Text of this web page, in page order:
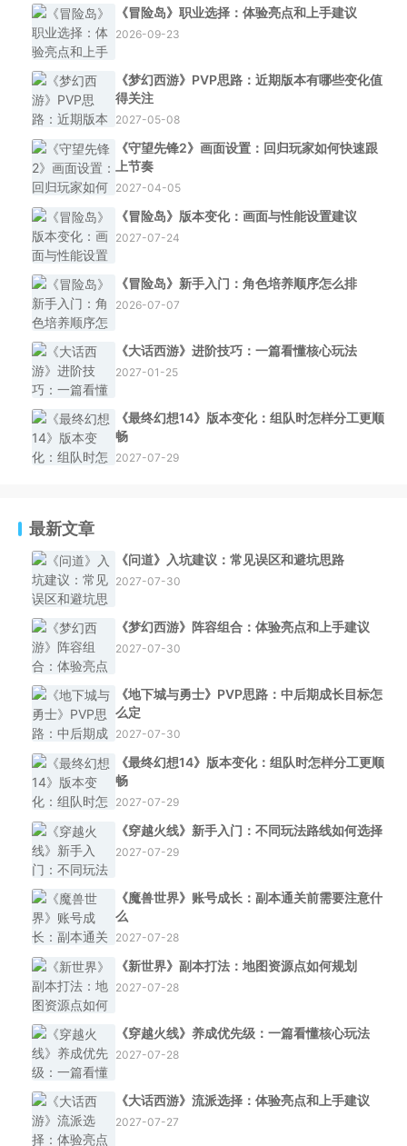
《冒险岛》职业选择：体验亮点和上手建议
2026-09-23
《梦幻西游》PVP思路：近期版本有哪些变化值
得关注
2027-05-08
《守望先锋2》画面设置：回归玩家如何快速跟
上节奏
2027-04-05
《冒险岛》版本变化：画面与性能设置建议
2027-07-24
《冒险岛》新手入门：角色培养顺序怎么排
2026-07-07
《大话西游》进阶技巧：一篇看懂核心玩法
2027-01-25
《最终幻想14》版本变化：组队时怎样分工更顺
畅
2027-07-29
最新文章
《问道》入坑建议：常见误区和避坑思路
2027-07-30
《梦幻西游》阵容组合：体验亮点和上手建议
2027-07-30
《地下城与勇士》PVP思路：中后期成长目标怎
么定
2027-07-30
《最终幻想14》版本变化：组队时怎样分工更顺
畅
2027-07-29
《穿越火线》新手入门：不同玩法路线如何选择
2027-07-29
《魔兽世界》账号成长：副本通关前需要注意什
么
2027-07-28
《新世界》副本打法：地图资源点如何规划
2027-07-28
《穿越火线》养成优先级：一篇看懂核心玩法
2027-07-28
《大话西游》流派选择：体验亮点和上手建议
2027-07-27